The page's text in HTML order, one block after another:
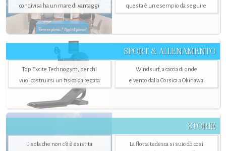
condivisa ha un mare di vantaggi
questa è un esempio da seguire
SPORT & ALLENAMENTO
Top Excite Technogym, per chi
vuol costruirsi un fisico da regata
Windsurf, a caccia di onde
e vento dalla Corsica a Okinawa
STORIE
L’isola che non c'è è esistita
La flotta tedesca si suicidò così